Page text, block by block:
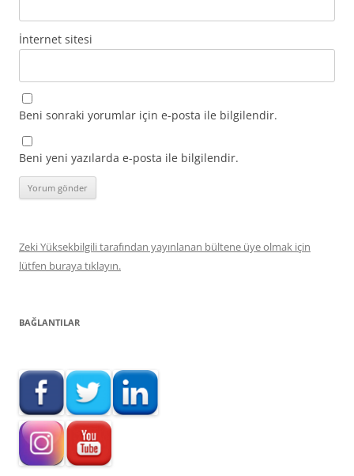
İnternet sitesi
Beni sonraki yorumlar için e-posta ile bilgilendir.
Beni yeni yazılarda e-posta ile bilgilendir.
Zeki Yüksekbilgili tarafından yayınlanan bültene üye olmak için
lütfen buraya tıklayın.
BAĞLANTILAR